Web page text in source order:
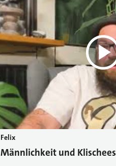
Felix
Männlichkeit und Klischees